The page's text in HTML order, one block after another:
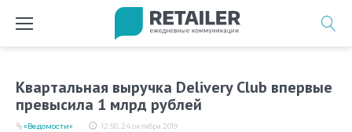
Квартальная выручка Delivery Club впервые
превысила 1 млрд рублей
12:50, 24 октября 2019
«Ведомости»